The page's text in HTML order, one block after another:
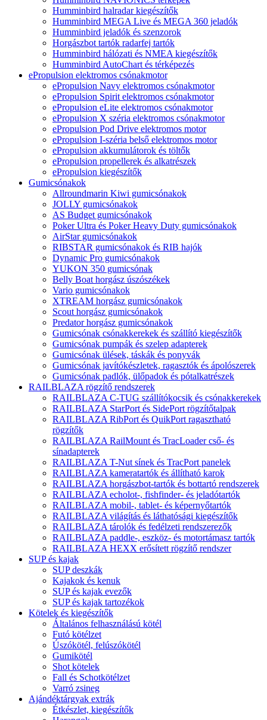
Humminbird halradar kiegészítők
Humminbird MEGA Live és MEGA 360 jeladók
Humminbird jeladók és szenzorok
Horgászbot tartók radarfej tartók
Humminbird hálózati és NMEA kiegészítők
Humminbird AutoChart és térképezés
ePropulsion elektromos csónakmotor
ePropulsion Navy elektromos csónakmotor
ePropulsion Spirit elektromos csónakmotor
ePropulsion eLite elektromos csónakmotor
ePropulsion X széria elektromos csónakmotor
ePropulsion Pod Drive elektromos motor
ePropulsion I-széria belső elektromos motor
ePropulsion akkumulátorok és töltők
ePropulsion propellerek és alkatrészek
ePropulsion kiegészítők
Gumicsónakok
Allroundmarin Kiwi gumicsónakok
JOLLY gumicsónakok
AS Budget gumicsónakok
Poker Ultra és Poker Heavy Duty gumicsónakok
AirStar gumicsónakok
RIBSTAR gumicsónakok és RIB hajók
Dynamic Pro gumicsónakok
YUKON 350 gumicsónak
Belly Boat horgász úszószékek
Vario gumicsónakok
XTREAM horgász gumicsónakok
Scout horgász gumicsónakok
Predator horgász gumicsónakok
Gumicsónak csónakkerekek és szállító kiegészítők
Gumicsónak pumpák és szelep adapterek
Gumicsónak ülések, táskák és ponyvák
Gumicsónak javítókészletek, ragasztók és ápolószerek
Gumicsónak padlók, ülőpadok és pótalkatrészek
RAILBLAZA rögzítő rendszerek
RAILBLAZA C-TUG szállítókocsik és csónakkerekek
RAILBLAZA StarPort és SidePort rögzítőtalpak
RAILBLAZA RibPort és QuikPort ragasztható
rögzítők
RAILBLAZA RailMount és TracLoader cső- és
sínadapterek
RAILBLAZA T-Nut sínek és TracPort panelek
RAILBLAZA kameratartók és állítható karok
RAILBLAZA horgászbot-tartók és bottartó rendszerek
RAILBLAZA echolot-, fishfinder- és jeladótartók
RAILBLAZA mobil-, tablet- és képernyőtartók
RAILBLAZA világítás és láthatósági kiegészítők
RAILBLAZA tárolók és fedélzeti rendszerezők
RAILBLAZA paddle-, eszköz- és motortámasz tartók
RAILBLAZA HEXX erősített rögzítő rendszer
SUP és kajak
SUP deszkák
Kajakok és kenuk
SUP és kajak evezők
SUP és kajak tartozékok
Kötelek és kiegészítők
Általános felhasználású kötél
Futó kötélzet
Úszókötél, felúszókötél
Gumikötél
Shot kötelek
Fall és Schotkötélzet
Varró zsineg
Ajándéktárgyak extrák
Étkészlet, kiegészítők